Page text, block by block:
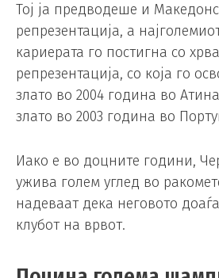
Тој ја предводеше и
репрезентација, а
кариерата го постигна со
репрезентација, со која го
злато во 2004 година во
злато во 2003 година во
Иако е во доцните години,
ужива голем углед во
надеваат дека неговото
клубот на врвот.